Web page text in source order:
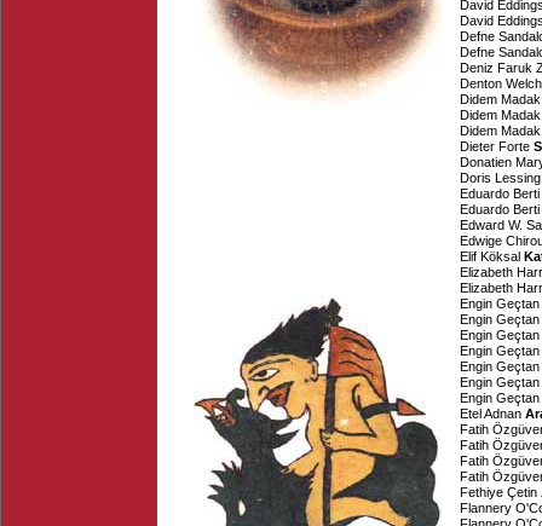
David
David
Defne
Defne
Deniz Faruk
Denton Welch
Didem Madak
Didem Madak
Didem Madak
Dieter Forte
Donatien
Doris Lessing
Eduardo Berti
Eduardo Berti
Edward W.
Edwige
Elif Köksal
Elizabeth
Elizabeth
Engin Geçtan
Engin Geçtan
Engin Geçtan
Engin Geçtan
Engin Geçtan
Engin Geçtan
Engin Geçtan
Etel Adnan
Fatih
Fatih
Fatih
Fatih
Fethiye Çetin
Flannery